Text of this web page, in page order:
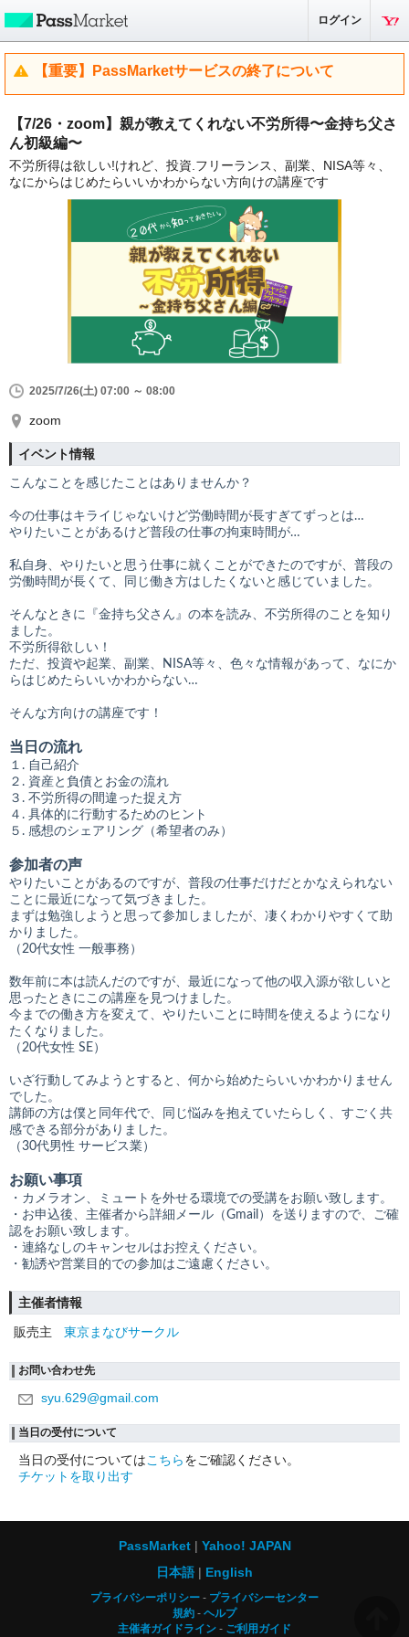
ログイン
【重要】PassMarketサービスの終了について
【7/26・zoom】親が教えてくれない不労所得〜金持ち父さ
ん初級編〜
不労所得は欲しい!けれど、投資.フリーランス、副業、NISA等々、
なにからはじめたらいいかわからない方向けの講座です
2025/7/26(土) 07:00 ～ 08:00
zoom
イベント情報
こんなことを感じたことはありませんか？
今の仕事はキライじゃないけど労働時間が長すぎてずっとは…
やりたいことがあるけど普段の仕事の拘束時間が…
私自身、やりたいと思う仕事に就くことができたのですが、普段の
労働時間が長くて、同じ働き方はしたくないと感じていました。
そんなときに『金持ち父さん』の本を読み、不労所得のことを知り
ました。
不労所得欲しい！
ただ、投資や起業、副業、NISA等々、色々な情報があって、なにか
らはじめたらいいかわからない…
そんな方向けの講座です！
当日の流れ
１. 自己紹介
２. 資産と負債とお金の流れ
３. 不労所得の間違った捉え方
４. 具体的に行動するためのヒント
５. 感想のシェアリング（希望者のみ）
参加者の声
やりたいことがあるのですが、普段の仕事だけだとかなえられない
ことに最近になって気づきました。
まずは勉強しようと思って参加しましたが、凄くわかりやすくて助
かりました。
（20代女性 一般事務）
数年前に本は読んだのですが、最近になって他の収入源が欲しいと
思ったときにこの講座を見つけました。
今までの働き方を変えて、やりたいことに時間を使えるようになり
たくなりました。
（20代女性 SE）
いざ行動してみようとすると、何から始めたらいいかわかりません
でした。
講師の方は僕と同年代で、同じ悩みを抱えていたらしく、すごく共
感できる部分がありました。
（30代男性 サービス業）
お願い事項
・カメラオン、ミュートを外せる環境での受講をお願い致します。
・お申込後、主催者から詳細メール（Gmail）を送りますので、ご確
認をお願い致します。
・連絡なしのキャンセルはお控えください。
・勧誘や営業目的での参加はご遠慮ください。
主催者情報
販売主
東京まなびサークル
お問い合わせ先
syu.629@gmail.com
当日の受付について
当日の受付についてはこちらをご確認ください。
チケットを取り出す
PassMarket
Yahoo! JAPAN
日本語
English
プライバシーポリシー
プライバシーセンター
規約
ヘルプ
主催者ガイドライン
ご利用ガイド